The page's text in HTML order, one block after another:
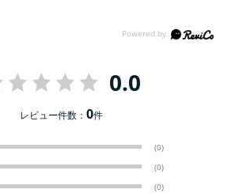
0.0
レビュー件数：0件
(0)
(0)
(0)